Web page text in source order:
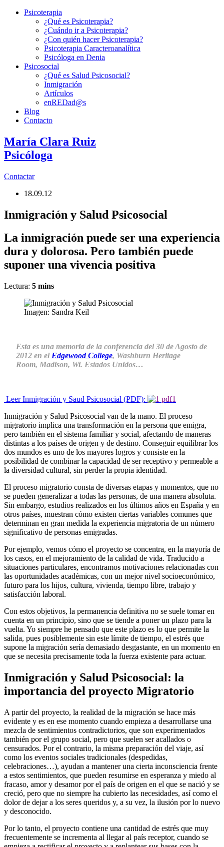
Psicoterapia
¿Qué es Psicoterapia?
¿Cuándo ir a Psicoterapia?
¿Con quién hacer Psicoterapia?
Psicoterapia Caracteroanalítica
Psicóloga en Denia
Psicosocial
¿Qué es Salud Psicosocial?
Inmigración
Artículos
enREDad@s
Blog
Contacto
María Clara Ruiz
Psicóloga
Contactar
18.09.12
Inmigración y Salud Psicosocial
La inmigración puede ser una experiencia
dura y dolorosa. Pero también puede
suponer una vivencia positiva
Lectura: 5 mins
Imagen: Sandra Keil
Esta es una memoria de la conferencia del 30 de Agosto de
2012 en el Edgewood College, Washburn Heritage
Room, Madison, Wi. Estados Unidos…
Leer Inmigración y Saud Psicosocial (PDF):
Inmigración y Salud Psicosocial van de la mano. El proceso
migratorio implica una transformación en la persona que emigra,
pero también en el sistema familiar y social, afectando de maneras
distintas a los países de origen y de destino. Conseguir equilibrar los
dos mundos es uno de los mayores logros y consiste en la
posibilidad de combinar la capacidad de ser receptivo y permeable a
la diversidad cultural, sin perder la propia identidad.
El proceso migratorio consta de diversas etapas y momentos, que no
se pueden generalizar a todas las personas, de una manera absoluta.
Sin embargo, estudios realizados en los últimos años en España y en
otros países, muestran cómo existen ciertas variables comunes que
determinan en gran medida la experiencia migratoria de un número
significativo de personas emigradas.
Por ejemplo, vemos cómo el proyecto se concentra, en la mayoría de
los casos, en el mejoramiento de la calidad de vida. Traducido a
situaciones particulares, encontramos motivaciones relacionadas con
las oportunidades académicas, con un mejor nivel socioeconómico,
futuro para los hijos, cultura, vivienda, tiempo libre, trabajo y
satisfacción laboral.
Con estos objetivos, la permanencia definitiva no se suele tomar en
cuenta en un principio, sino que se tiende a poner un plazo para la
vuelta. Yo siempre he pensado que este plazo es lo que permite la
salida, pues posiblemente sin este límite de tiempo, el estrés que
supone la migración sería demasiado desgastante, en un momento en
que se necesita precisamente toda la fuerza existente para actuar.
Inmigración y Salud Psicosocial: la
importancia del proyecto Migratorio
A partir del proyecto, la realidad de la migración se hace más
evidente y es en ese momento cuando empieza a desarrollarse una
mezcla de sentimientos contradictorios, que son experimentados
también por el grupo social, pero que suelen ser acallados o
censurados. Por el contrario, la misma preparación del viaje, así
como los eventos sociales tradicionales (despedidas,
celebraciones…), ayudan a mantener una cierta inconsciencia frente
a estos sentimientos, que pueden resumirse en esperanza y miedo al
fracaso, amor y desamor por el país de origen en el que se nació y se
creció, pero que no siempre ha cubierto las necesidades, así como el
dolor de dejar a los seres queridos y, a su vez, la ilusión por lo nuevo
y desconocido.
Por lo tanto, el proyecto contiene una cantidad de estrés que muy
frecuentemente se incrementa al llegar al país receptor, cuando se